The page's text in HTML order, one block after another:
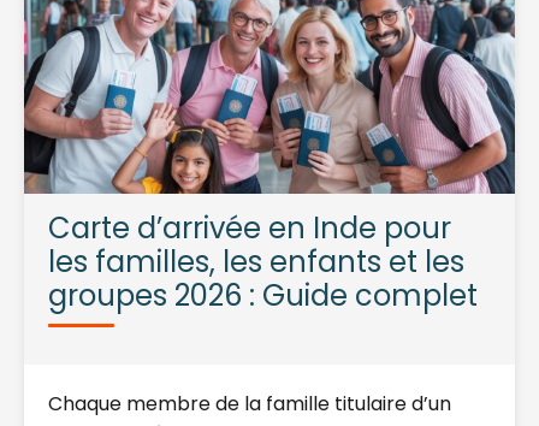
Carte d’arrivée en Inde pour
les familles, les enfants et les
groupes 2026 : Guide complet
Chaque membre de la famille titulaire d’un